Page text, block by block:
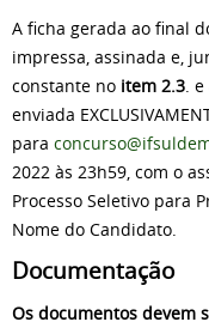
A ficha gerada ao final
impressa, assinada e,
constante no item 2.3. e
enviada
para
2022 às 23h59, com o
Processo Seletivo para
Nome do Candidato.
Documentação
Os documentos devem